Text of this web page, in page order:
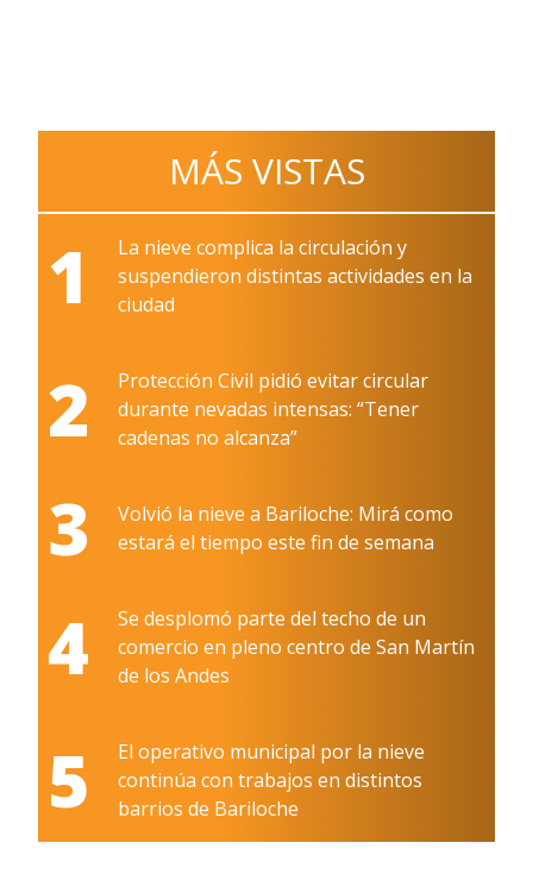
MÁS VISTAS
1
La nieve complica la circulación y
suspendieron distintas actividades en la
ciudad
2
Protección Civil pidió evitar circular
durante nevadas intensas: “Tener
cadenas no alcanza”
3
Volvió la nieve a Bariloche: Mirá como
estará el tiempo este fin de semana
4
Se desplomó parte del techo de un
comercio en pleno centro de San Martín
de los Andes
5
El operativo municipal por la nieve
continúa con trabajos en distintos
barrios de Bariloche